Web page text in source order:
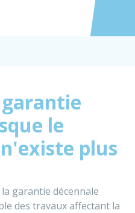
Accéder
le
plus
garantie décennale
des travaux affectant la